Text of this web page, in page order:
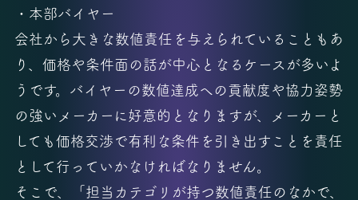
・本部バイヤー
会社から大きな数値責任を与えられていることもあ
り、価格や条件面の話が中心となるケースが多いよ
うです。バイヤーの数値達成への貢献度や協力姿勢
の強いメーカーに好意的となりますが、メーカーと
しても価格交渉で有利な条件を引き出すことを責任
として行っていかなければなりません。
そこで、「担当カテゴリが持つ数値責任のなかで、